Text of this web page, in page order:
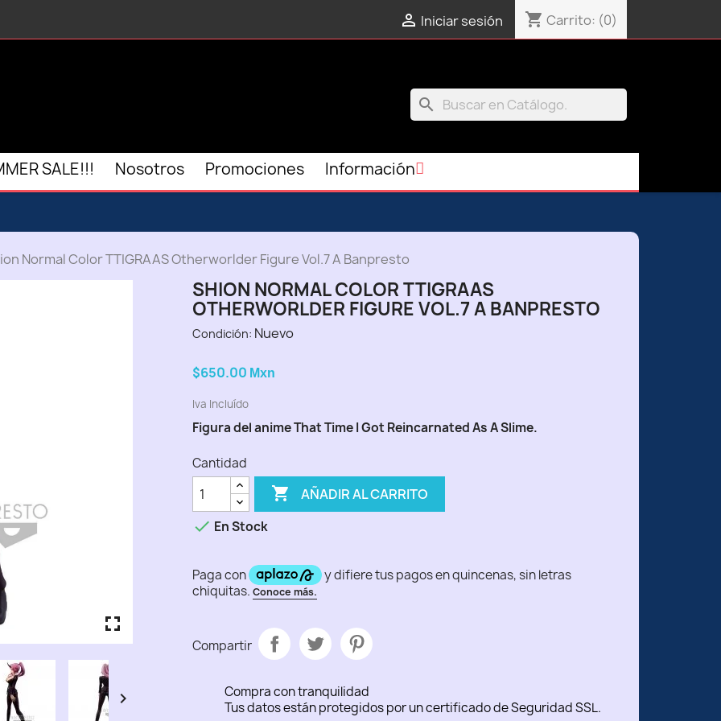
 Iniciar sesión shopping_cart Carrito: (0)
search
SALE!!! Nosotros Promociones Información
Normal Color TTIGRAAS Otherworlder Figure Vol.7 A Banpresto
fullscreen
fullscreen
fullscreen
fullscreen
fullscreen

SHION NORMAL COLOR TTIGRAAS
OTHERWORLDER FIGURE VOL.7 A BANPRESTO
Condición: Nuevo
$650.00 Mxn
Iva Incluído
Figura del anime That Time I Got Reincarnated As A Slime.
Cantidad
 AÑADIR AL CARRITO
 En Stock
Compartir
Compra con tranquilidad
Tus datos están protegidos por un certificado de Seguridad SSL.